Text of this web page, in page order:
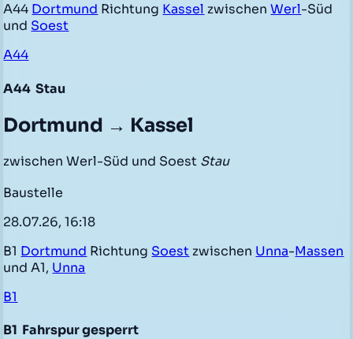
A44 Dortmund Richtung Kassel zwischenWerl-Süd
und Soest
A44
A44 Stau
Dortmund → Kassel
zwischen Werl-Süd und Soest Stau
Baustelle
28.07.26, 16:18
B1 Dortmund Richtung Soest zwischen Unna-Massen
und A1, Unna
B1
B1 Fahrspur gesperrt